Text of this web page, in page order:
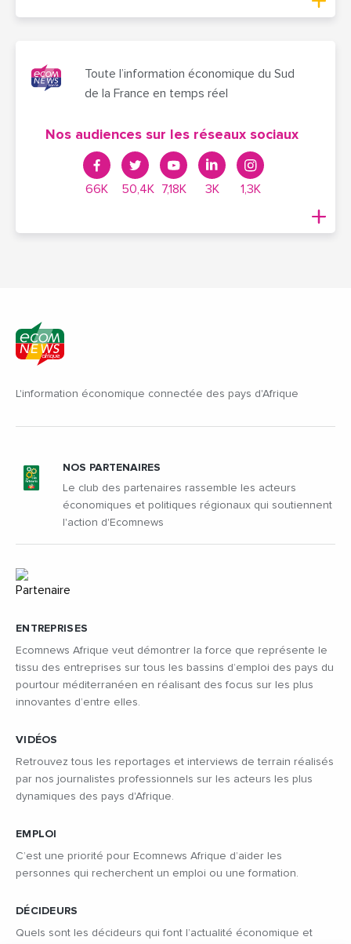
Toute l’information économique du Sud
de la France en temps réel
Nos audiences sur les réseaux sociaux
66K 50,4K 7,18K 3K 1,3K
L'information économique connectée des pays d'Afrique
ENTREPRISES
Ecomnews Afrique veut démontrer la force que représente le
tissu des entreprises sur tous les bassins d’emploi des pays du
pourtour méditerranéen en réalisant des focus sur les plus
innovantes d’entre elles.
VIDÉOS
Retrouvez tous les reportages et interviews de terrain réalisés
par nos journalistes professionnels sur les acteurs les plus
dynamiques des pays d'Afrique.
EMPLOI
C’est une priorité pour Ecomnews Afrique d’aider les
personnes qui recherchent un emploi ou une formation.
DÉCIDEURS
Quels sont les décideurs qui font l’actualité économique et
NOS PARTENAIRES
Le club des partenaires rassemble les acteurs
économiques et politiques régionaux qui soutiennent
l'action d'Ecomnews